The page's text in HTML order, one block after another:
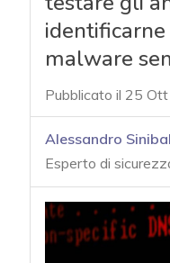
malware
Pubblicato il 25
Alessandro
Esperto di